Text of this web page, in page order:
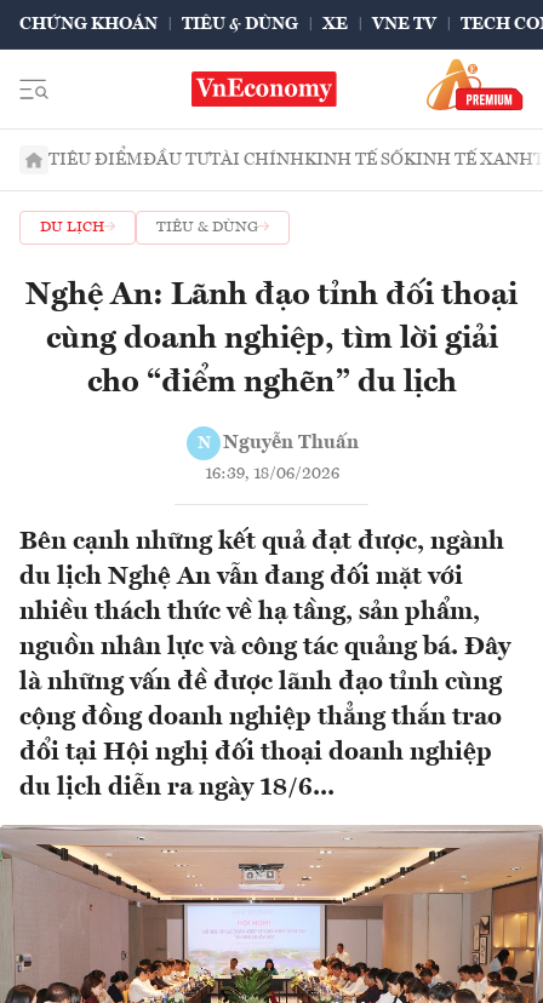
CHỨNG KHOÁN TIÊU & DÙNG XE VNE TV TECH
TIÊU ĐIỂMĐẦU TƯTÀI CHÍNHKINH TẾ SỐKINH TẾ XANH
DU LỊCH TIÊU & DÙNG
Nghệ An: Lãnh đạo tỉnh đối thoại
cùng doanh nghiệp, tìm lời giải
cho “điểm nghẽn” du lịch
N Nguyễn Thuấn
16:39, 18/06/2026
Bên cạnh những kết quả đạt được, ngành
du lịch Nghệ An vẫn đang đối mặt với
nhiều thách thức về hạ tầng, sản phẩm,
nguồn nhân lực và công tác quảng bá. Đây
là những vấn đề được lãnh đạo tỉnh cùng
cộng đồng doanh nghiệp thẳng thắn trao
đổi tại Hội nghị đối thoại doanh nghiệp
du lịch diễn ra ngày 18/6...